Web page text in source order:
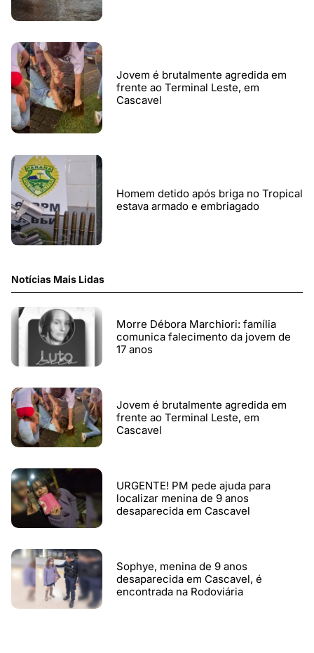
Jovem é brutalmente agredida em
frente ao Terminal Leste, em
Cascavel
Homem detido após briga no Tropical
estava armado e embriagado
Notícias Mais Lidas
Morre Débora Marchiori: família
comunica falecimento da jovem de
17 anos
Jovem é brutalmente agredida em
frente ao Terminal Leste, em
Cascavel
URGENTE! PM pede ajuda para
localizar menina de 9 anos
desaparecida em Cascavel
Sophye, menina de 9 anos
desaparecida em Cascavel, é
encontrada na Rodoviária